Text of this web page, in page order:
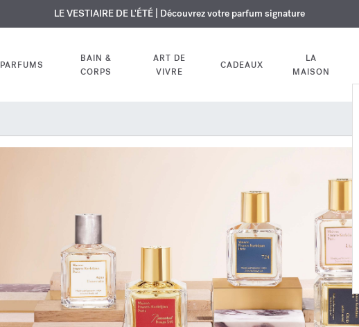
EXCLUSIF | Découvrez le nouveau parfum OUDvelvet mooddans votre commande*
GRAVURE OFFERTE | Sur tous les parfums et huiles pour le corps jusqu'au 9 août
LE VESTIAIRE DE L'ÉTÉ | Découvrez votre parfum signature
PARFUMS
BAIN &
CORPS
ART DE
VIVRE
CADEAUX
LA
MAISON